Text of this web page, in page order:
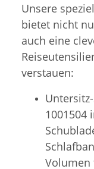
Unsere
bietet nicht
auch eine
verstauen:
1001504
Volumen